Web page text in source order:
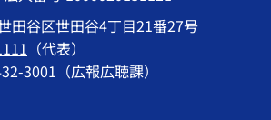
田谷区世田谷4丁目21番27号
（代表）
3001（広報広聴課）